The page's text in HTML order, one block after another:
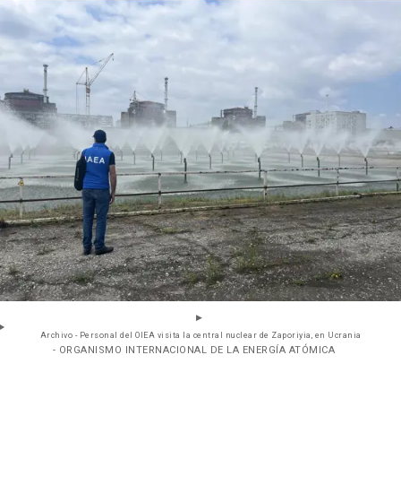
Archivo - Personal del OIEA visita la central nuclear de Zaporiyia, en Ucrania
- ORGANISMO INTERNACIONAL DE LA ENERGÍA ATÓMICA